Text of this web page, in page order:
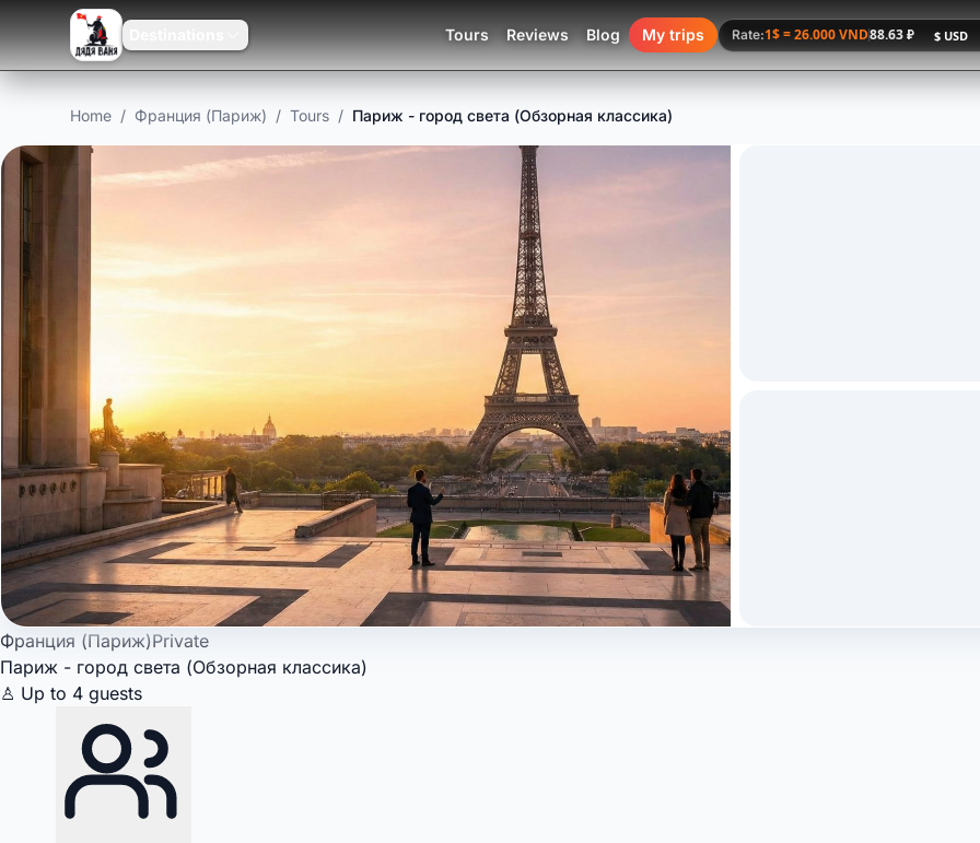
Tours Reviews Blog My trips Rate:1$ = 26.000 VND88.63 ₽
Home / Франция (Париж) / Tours / Париж - город света (Обзорная классика)
Франция (Париж)Private
Париж - город света (Обзорная классика)
♙ Up to 4 guests